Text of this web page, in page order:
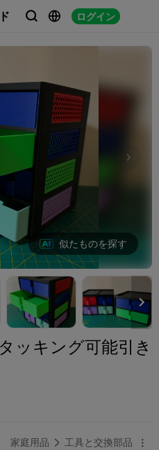
  ログイン
 
似たものを探す

ッキング可能引き
家庭用品  工具と交換部品 